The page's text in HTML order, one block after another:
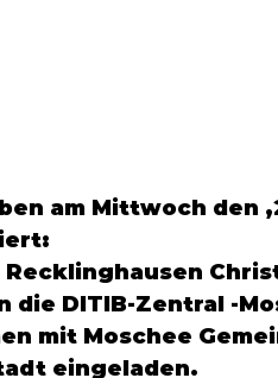
am Mittwoch den
die DITIB-Zentral -
mit Moschee
eingeladen.